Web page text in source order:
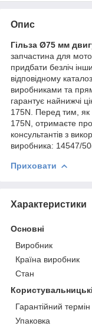
Опис
Гільза Ø75 мм
запчастина для
придбати безліч
відповідному
виробниками та
гарантує найнижчі
175N. Перед тим, як
175N, отримаєте
консультантів з
виробника: 14547/
Приховати
Характеристики
Основні
Виробник
Країна виробник
Стан
Гарантійний термін
Упаковка